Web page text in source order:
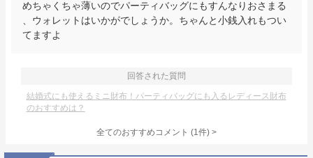
めちゃくちゃ薄いのでパーティバッグにもすんなりおさまる
、ウォレットはいかがでしょうか。ちゃんと小銭入れもつい
てますよ
回答された質問
結婚式にも使えるミニ財布！パーティバッグにも入るレディース財布
のおすすめは？
全てのおすすめコメント (1件) >